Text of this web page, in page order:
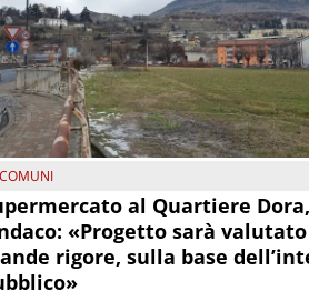
COMUNI
al Quartiere
«Progetto sarà
rigore, sulla base